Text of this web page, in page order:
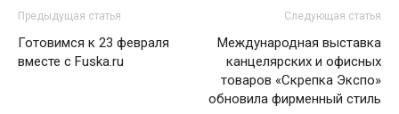
Предыдущая статья
Готовимся к 23 февраля
вместе с Fuska.ru
Следующая статья
Международная выставка
канцелярских и офисных
товаров «Скрепка Экспо»
обновила фирменный стиль